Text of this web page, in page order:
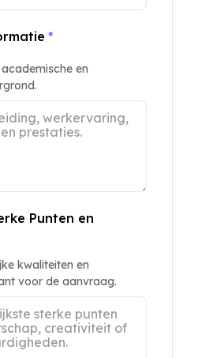
*
en
Punten en
kwaliteiten en
voor de aanvraag.